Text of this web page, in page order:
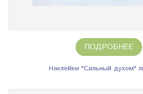
ПОДРОБНЕЕ
Наклейки "Сильный духом"